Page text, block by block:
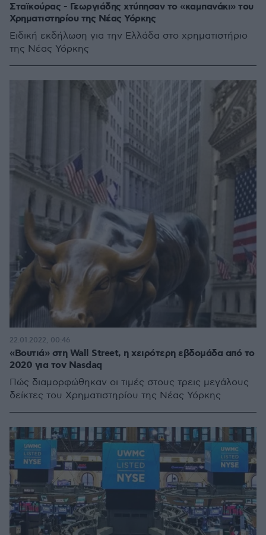
Σταϊκούρας - Γεωργιάδης χτύπησαν το «καμπανάκι» του
Χρηματιστηρίου της Νέας Υόρκης
Ειδική εκδήλωση για την Ελλάδα στο χρηματιστήριο
της Νέας Υόρκης
«Βουτιά» στη Wall Street, η χειρότερη εβδομάδα από το
2020 για τον Nasdaq
Πώς διαμορφώθηκαν οι τιμές στους τρεις μεγάλους
δείκτες του Χρηματιστηρίου της Νέας Υόρκης
22.01.2022, 00:46